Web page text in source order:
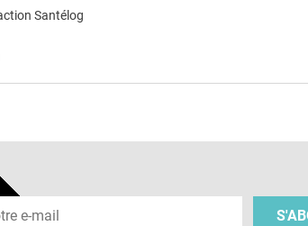
Santélog
e-mail